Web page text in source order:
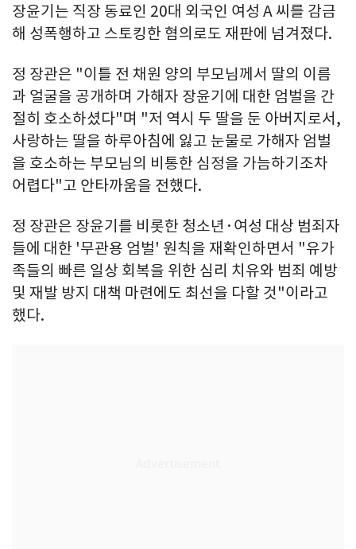
장윤기는 직장 동료인 20대 외국인 여성 A 씨를 감금
해 성폭행하고 스토킹한 혐의로도 재판에 넘겨졌다.
정 장관은 "이틀 전 채원 양의 부모님께서 딸의 이름
과 얼굴을 공개하며 가해자 장윤기에 대한 엄벌을 간
절히 호소하셨다"며 "저 역시 두 딸을 둔 아버지로서,
사랑하는 딸을 하루아침에 잃고 눈물로 가해자 엄벌
을 호소하는 부모님의 비통한 심정을 가늠하기조차
어렵다"고 안타까움을 전했다.
정 장관은 장윤기를 비롯한 청소년·여성 대상 범죄자
들에 대한 '무관용 엄벌' 원칙을 재확인하면서 "유가
족들의 빠른 일상 회복을 위한 심리 치유와 범죄 예방
및 재발 방지 대책 마련에도 최선을 다할 것"이라고
했다.